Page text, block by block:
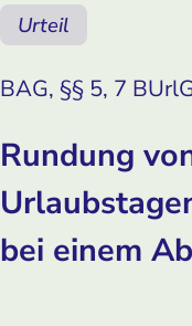
Urteil
BAG, §§ 5, 7
Rundung
bei einem